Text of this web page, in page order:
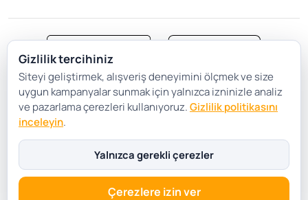
Satış Sözleşmesi
Gizlilik ve Güvenlik
Gizlilik Politikası
Çerez Tercihleri
Gizlilik tercihiniz
Siteyi geliştirmek, alışveriş deneyimini ölçmek ve size
uygun kampanyalar sunmak için yalnızca izninizle analiz
ve pazarlama çerezleri kullanıyoruz.Gizlilik politikasını
inceleyin.
Yalnızca gerekli çerezler
Çerezlere izin ver